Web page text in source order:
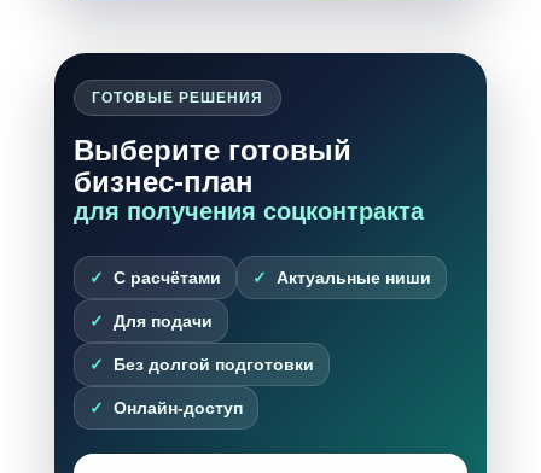
ГОТОВЫЕ РЕШЕНИЯ
Выберите готовый
бизнес-план
для получения соцконтракта
С расчётами Актуальные ниши
Для подачи
Без долгой подготовки
Онлайн-доступ